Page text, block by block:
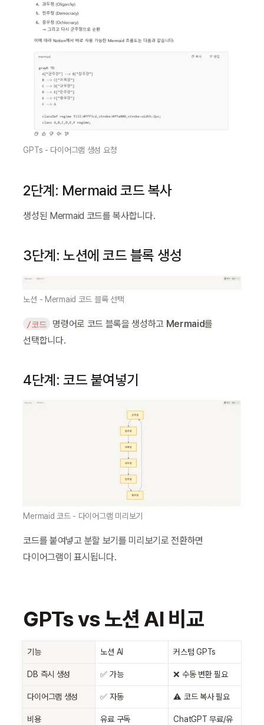
GPTs - 다이어그램 생성 요청
2단계: Mermaid 코드 복사
생성된 Mermaid 코드를 복사합니다.
3단계: 노션에 코드 블록 생성
노션 - Mermaid 코드 블록 선택
/코드 명령어로 코드 블록을 생성하고 Mermaid를
선택합니다.
4단계: 코드 붙여넣기
Mermaid 코드 - 다이어그램 미리보기
코드를 붙여넣고 분할 보기를 미리보기로 전환하면
다이어그램이 표시됩니다.
GPTs vs 노션 AI 비교
기능 노션 AI 커스텀 GPTs
DB 즉시 생성 ✅ 가능 ❌ 수동 변환 필요
다이어그램 생성 ✅ 자동 ⚠️ 코드 복사 필요
비용 유료 구독
ChatGPT 무료/유